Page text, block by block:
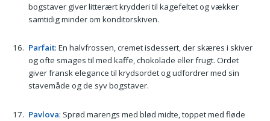
bogstaver giver litterært krydderi til kagefeltet og vækker
samtidig minder om konditorskiven.
Parfait: En halvfrossen, cremet isdessert, der skæres i skiver
og ofte smages til med kaffe, chokolade eller frugt. Ordet
giver fransk elegance til krydsordet og udfordrer med sin
stavemåde og de syv bogstaver.
Pavlova: Sprød marengs med blød midte, toppet med fløde